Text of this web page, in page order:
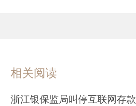
相关阅读
浙江银保监局叫停互联网存款